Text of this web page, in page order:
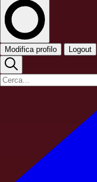
Modifica profilo Logout